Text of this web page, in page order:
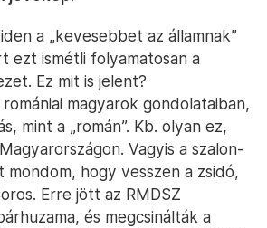
a „kevesebbet az államnak”
ezt ismétli folyamatosan a
Ez mit is jelent?
magyarok gondolataiban,
mint a „román”. Kb. olyan ez,
Vagyis a szalon-
mondom, hogy vesszen a zsidó,
Erre jött az RMDSZ
és megcsinálták a